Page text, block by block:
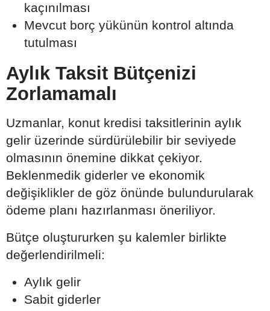
kaçınılması
Mevcut borç yükünün kontrol altında
tutulması
Aylık Taksit Bütçenizi
Zorlamamalı
Uzmanlar, konut kredisi taksitlerinin aylık
gelir üzerinde sürdürülebilir bir seviyede
olmasının önemine dikkat çekiyor.
Beklenmedik giderler ve ekonomik
değişiklikler de göz önünde bulundurularak
ödeme planı hazırlanması öneriliyor.
Bütçe oluştururken şu kalemler birlikte
değerlendirilmeli:
Aylık gelir
Sabit giderler